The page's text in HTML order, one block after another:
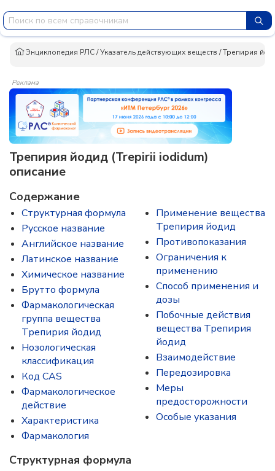
Энциклопедия РЛС/Указатель действующих веществ /Трепирия
Реклама
Трепирия йодид (Trepirii iodidum)
описание
Содержание
Структурная формула
Русское название
Английское название
Латинское название
Химическое название
Брутто формула
Фармакологическая
группа вещества
Трепирия йодид
Нозологическая
классификация
Код CAS
Фармакологическое
действие
Характеристика
Фармакология
Применение вещества
Трепирия йодид
Противопоказания
Ограничения к
применению
Способ применения и
дозы
Побочные действия
вещества Трепирия
йодид
Взаимодействие
Передозировка
Меры
предосторожности
Особые указания
Структурная формула